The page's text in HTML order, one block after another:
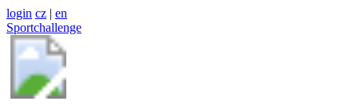
login cz | en
Sportchallenge